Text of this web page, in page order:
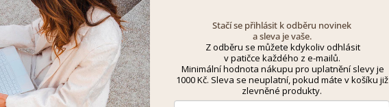
Stačí se přihlásit k odběru novinek
a sleva je vaše.
Z odběru se můžete kdykoliv odhlásit
v patičce každého z e-mailů.
Minimální hodnota nákupu pro uplatnění slevy je
1000 Kč. Sleva se neuplatní, pokud máte v košíku již
zlevněné produkty.